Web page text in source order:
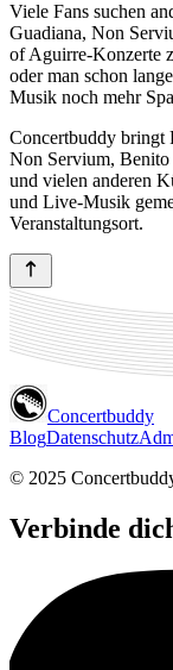
Viele Fans suchen
Guadiana, Non
of Aguirre-Konzerte
oder man schon
Musik noch mehr
Concertbuddy bringt
Non Servium,
und vielen anderen
und Live-Musik
Veranstaltungsort.
Concertbuddy
BlogDatenschutz
© 2025
Verbinde